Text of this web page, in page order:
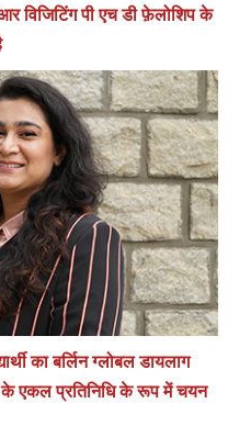
विजिटिंग पी एच डी फ़ेलोशिप के
का बर्लिन ग्लोबल डायलाग
एकल प्रतिनिधि के रूप में चयन